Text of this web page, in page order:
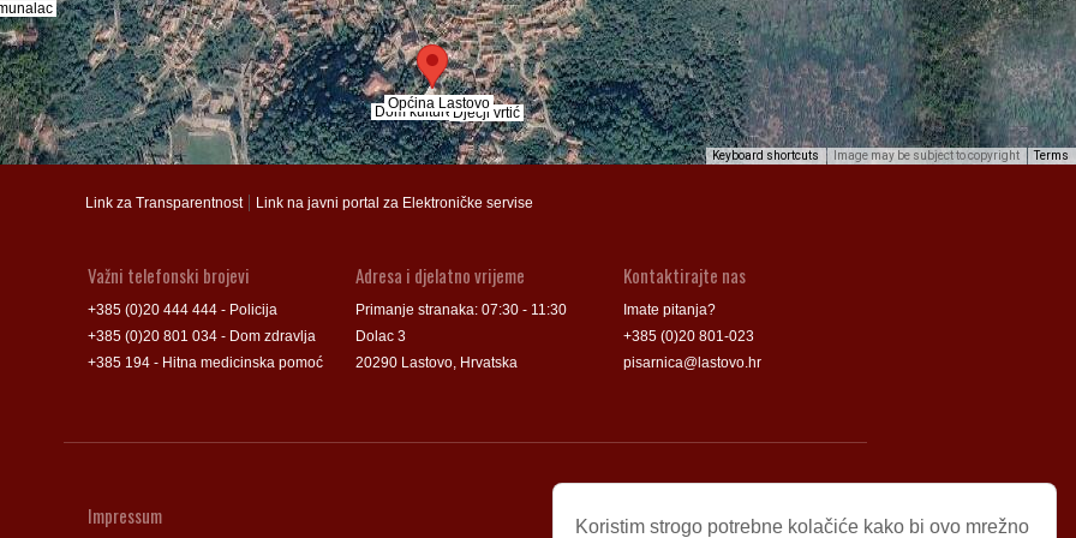
Općina Lastovo
Dječji vrtić
Dom kulture
Općina Lastovo
Dječji vrtić
Dom kulture
Keyboard shortcuts Image may be subject to copyright Terms
Link za Transparentnost| Link na javni portal za Elektroničke servise
Kontaktirajte nas
Imate pitanja?
+385 (0)20 801-023
pisarnica@lastovo.hr
Adresa i djelatno vrijeme
Primanje stranaka: 07:30 - 11:30
Dolac 3
20290 Lastovo, Hrvatska
Važni telefonski brojevi
+385 (0)20 444 444 - Policija
+385 (0)20 801 034 - Dom zdravlja
+385 194 - Hitna medicinska pomoć
Korisni linkovi
Impressum Koristim strogo potrebne kolačiće kako bi ovo mrežno